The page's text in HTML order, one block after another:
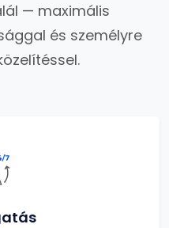
— maximális
és személyre